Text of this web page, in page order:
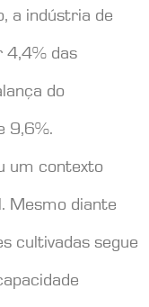
a indústria de
4,4% das
do
9,6%.
um contexto
Mesmo diante
cultivadas segue